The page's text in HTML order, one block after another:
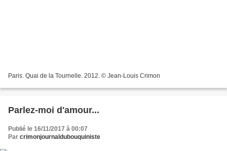
Paris. Quai de la Tournelle. 2012. © Jean-Louis Crimon
Parlez-moi d'amour...
Publié le 16/11/2017 à 00:07
Par crimonjournaldubouquiniste